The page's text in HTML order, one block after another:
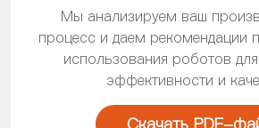
Мы анализируем ваш
процесс и даем рекомендации
использования роботов
эффективности и